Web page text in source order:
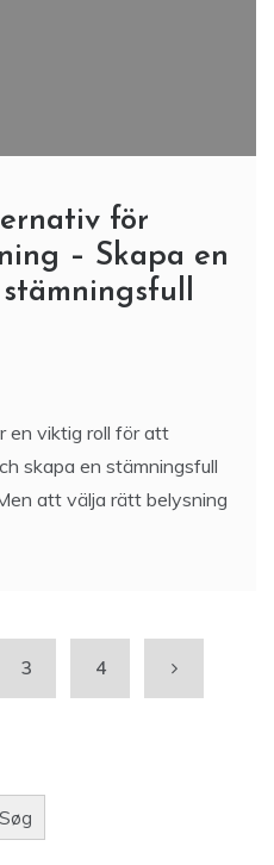
för
– Skapa en
en viktig roll för att
skapa en stämningsfull
att välja rätt belysning
3 4
Søg